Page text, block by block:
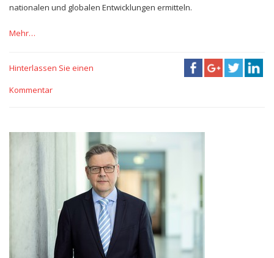
nationalen und globalen Entwicklungen ermitteln.
Mehr…
Hinterlassen Sie einen
Kommentar